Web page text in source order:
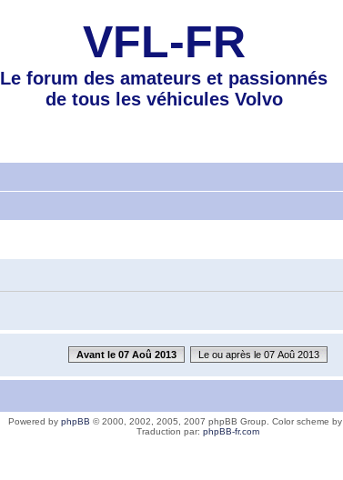
VFL-FR
Le forum des amateurs et passionnés
de tous les véhicules Volvo
Avant le 07 Aoû 2013 Le ou après le 07 Aoû 2013
Powered by phpBB © 2000, 2002, 2005, 2007 phpBB Group. Color scheme by
Traduction par: phpBB-fr.com